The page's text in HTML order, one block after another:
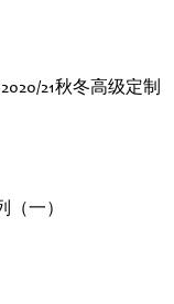
21秋冬高级定制
一）